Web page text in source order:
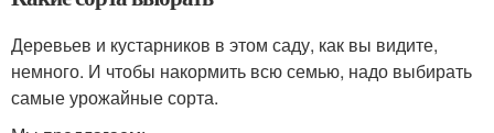
Деревьев и кустарников в этом саду, как вы видите,
немного. И чтобы накормить всю семью, надо выбирать
самые урожайные сорта.